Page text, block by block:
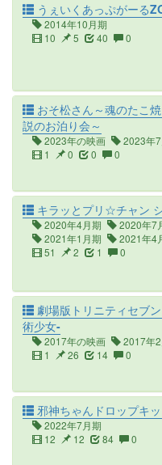
うぇいくあっぷがーる
2014年10月期
10
5 40 0
おそ松さん～魂のたこ
説のお泊り会～
2023年の映画
2023年
1
0 0 0
キラッとプリ☆チャン
2020年4月期 2020年7
2021年1月期
2021年4
51
2 1 0
劇場版トリニティセブ
術少女-
2017年の映画
2017年
1
26 14 0
邪神ちゃんドロップキ
2022年7月期
12
12 84 0